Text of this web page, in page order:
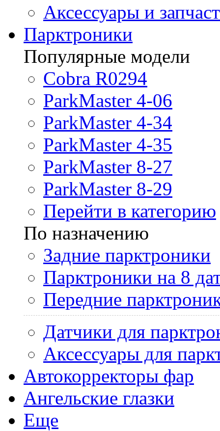
Аксессуары и
Парктроники
Популярные модели
Cobra R0294
ParkMaster 4-06
ParkMaster 4-34
ParkMaster 4-35
ParkMaster 8-27
ParkMaster 8-29
Перейти в категорию
По назначению
Задние парктроники
Парктроники на 8
Передние
Датчики для
Аксессуары для
Автокорректоры фар
Ангельские глазки
Еще